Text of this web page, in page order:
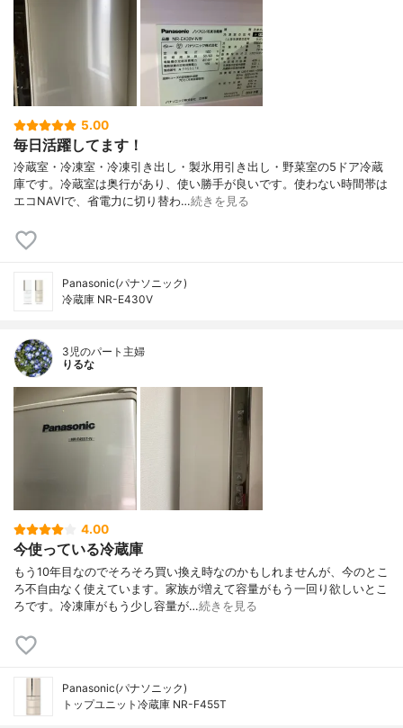
5.00
毎日活躍してます！
冷蔵室・冷凍室・冷凍引き出し・製氷用引き出し・野菜室の5ドア冷蔵
庫です。冷蔵室は奥行があり、使い勝手が良いです。使わない時間帯は
エコNAVIで、省電力に切り替わ…続きを見る
Panasonic(パナソニック)
冷蔵庫 NR-E430V
3児のパート主婦
りるな
4.00
今使っている冷蔵庫
もう10年目なのでそろそろ買い換え時なのかもしれませんが、今のとこ
ろ不自由なく使えています。家族が増えて容量がもう一回り欲しいとこ
ろです。冷凍庫がもう少し容量が…続きを見る
Panasonic(パナソニック)
トップユニット冷蔵庫 NR-F455T